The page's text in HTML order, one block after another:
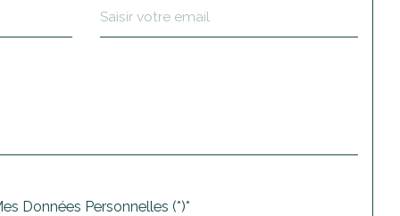
Données Personnelles (*)*